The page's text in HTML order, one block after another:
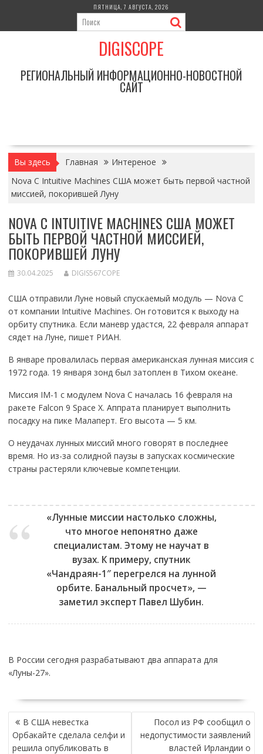
содержимому
ПЯТНИЦА, 7 АВГУСТА, 2026
DIGISCOPE
РЕГИОНАЛЬНЫЙ ИНФОРМАЦИОННО-НОВОСТНОЙ
САЙТ
Вы здесь Главная
Интереное
Nova C Intuitive Machines США может быть первой частной
миссией, покорившей Луну
NOVA C INTUITIVE MACHINES США МОЖЕТ
БЫТЬ ПЕРВОЙ ЧАСТНОЙ МИССИЕЙ,
ПОКОРИВШЕЙ ЛУНУ
30.04.2025 DIGIS567COPE
США отправили Луне новый спускаемый модуль — Nova C
от компании Intuitive Machines. Он готовится к выходу на
орбиту спутника. Если маневр удастся, 22 февраля аппарат
сядет на Луне, пишет РИАН.
В январе провалилась первая американская лунная миссия с
1972 года. 19 января зонд был затоплен в Тихом океане.
Миссия IM-1 с модулем Nova C началась 16 февраля на
ракете Falcon 9 Space X. Аппрата планирует выполнить
посадку на пике Малаперт. Его высота — 5 км.
О неудачах лунных миссий много говорят в последнее
время. Но из-за солидной паузы в запусках космические
страны растеряли ключевые компетенции.
«Лунные миссии настолько сложны,
что многое непонятно даже
специалистам. Этому не научат в
вузах. К примеру, спутник
«Чандраян-1″ перегрелся на лунной
орбите. Банальный просчет», —
заметил эксперт Павел Шубин.
В России сегодня разрабатывают два аппарата для
«Луны-27».
НАВИГАЦИЯ
ПО
ЗАПИСЯМ
В США невестка
Орбакайте сделала селфи и
решила опубликовать в
Посол из РФ сообщил о
недопустимости заявлений
властей Ирландии о